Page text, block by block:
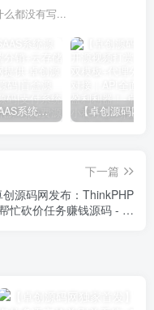
么都没有写...
最新短剧SAAS系统源码下载｜多端分销+云存储｜卓创源码网提供
下一篇
创源码网发布：ThinkPHP
忙砍价任务赚钱源码 - 支